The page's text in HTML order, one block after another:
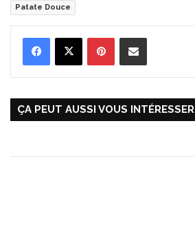
Patate Douce
ÇA PEUT AUSSI VOUS INTÉRESSER